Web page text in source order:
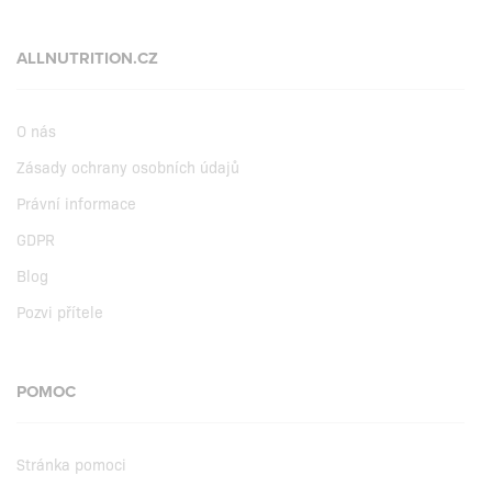
ALLNUTRITION.CZ
O nás
Zásady ochrany osobních údajů
Právní informace
GDPR
Blog
Pozvi přítele
POMOC
Stránka pomoci